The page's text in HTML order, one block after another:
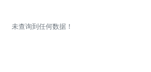
未查询到任何数据！